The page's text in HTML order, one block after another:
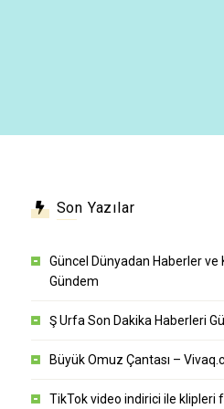
Son Yazılar
Güncel Dünyadan Haberler ve
Gündem
Ş Urfa Son Dakika Haberleri
Büyük Omuz Çantası –
TikTok video indirici ile klipleri